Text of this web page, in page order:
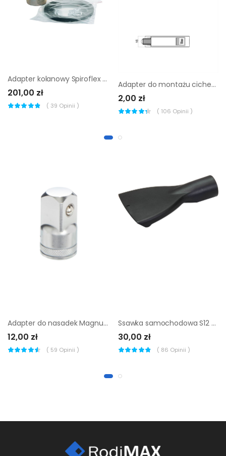
Adapter kolanowy Spiroflex 80/125 do kotłów kondensacyjnych Junkers midi biały
201,00 zł
( 39 Opinii )
Adapter do montażu cichego domyku Titus
2,00 zł
( 106 Opinii )
Adapter do nasadek Magnusson 1/2-3/4''
12,00 zł
( 59 Opinii )
Ssawka samochodowa S12 + adapter
30,00 zł
( 86 Opinii )